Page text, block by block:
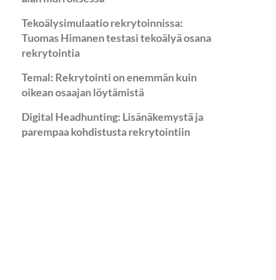
Tekoälysimulaatio rekrytoinnissa:
Tuomas Himanen testasi tekoälyä osana
rekrytointia
Temal: Rekrytointi on enemmän kuin
oikean osaajan löytämistä
Digital Headhunting: Lisänäkemystä ja
parempaa kohdistusta rekrytointiin